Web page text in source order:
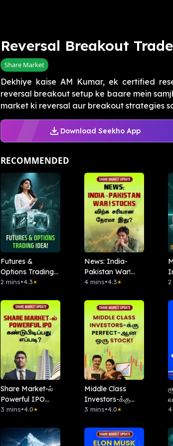
Reversal Breakout Trade
Share Market
Dekhiye kaise AM Kumar, ek certified
reversal breakout setup ke baare mein
market ki reversal aur breakout strategies
Download Seekho App
RECOMMENDED
Futures &
Options Trading
Idea!
2 mins•4.3★
News: India-
Pakistan War!
Stocks விற்க
இது?
4 mins•4.3★ 2
Share Market-ல்
Powerful IPO
கண்டுபிடிப்பது
3 mins•4.0★
Middle Class
Investors-க்கு
Perfect-ஆன ஒரு
3 mins•4.0★ 4